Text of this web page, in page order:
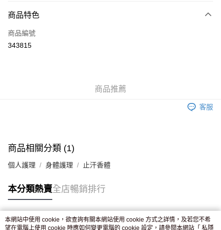
信用卡
Apple Pay
付款後門市自取，訂單確認後2-4個工作天到店，7天內取。逾期後
商品特色
商品編號
343815
商品推薦
客服
商品相關分類 (1)
個人護理 身體護理 止汗香體
本分類熱賣全店暢銷排行
熱門標籤
本網站中使用 cookie，欲查詢有關本網站使用 cookie 方式之詳情，及若您不希
望在電腦上使用 cookie 時應如何變更電腦的 cookie 設定，請參閱本網站「 私隱